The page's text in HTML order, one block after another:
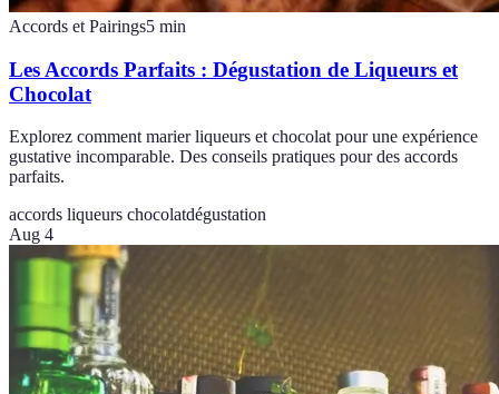
Accords et Pairings5 min
Les Accords Parfaits : Dégustation de Liqueurs et
Chocolat
Explorez comment marier liqueurs et chocolat pour une expérience
gustative incomparable. Des conseils pratiques pour des accords
parfaits.
accords liqueurs chocolatdégustation
Aug 4